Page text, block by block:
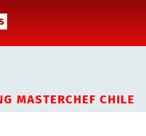
MASTERCHEF CHILE